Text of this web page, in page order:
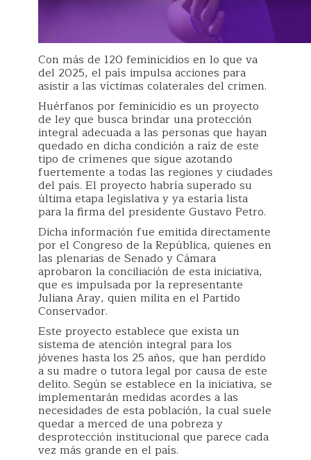
Con más de 120 feminicidios en lo que va
del 2025, el país impulsa acciones para
asistir a las víctimas colaterales del crimen.
Huérfanos por feminicidio es un proyecto
de ley que busca brindar una protección
integral adecuada a las personas que hayan
quedado en dicha condición a raíz de este
tipo de crímenes que sigue azotando
fuertemente a todas las regiones y ciudades
del país. El proyecto habría superado su
última etapa legislativa y ya estaría lista
para la firma del presidente Gustavo Petro.
Dicha información fue emitida directamente
por el Congreso de la República, quienes en
las plenarias de Senado y Cámara
aprobaron la conciliación de esta iniciativa,
que es impulsada por la representante
Juliana Aray, quien milita en el Partido
Conservador.
Este proyecto establece que exista un
sistema de atención integral para los
jóvenes hasta los 25 años, que han perdido
a su madre o tutora legal por causa de este
delito. Según se establece en la iniciativa, se
implementarán medidas acordes a las
necesidades de esta población, la cual suele
quedar a merced de una pobreza y
desprotección institucional que parece cada
vez más grande en el país.